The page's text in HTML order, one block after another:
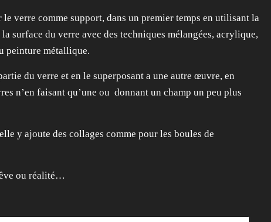
verre comme support, dans un premier temps en utilisant la
surface du verre avec des techniques mélangées, acrylique,
peinture métallique.
du verre et en le superposant a une autre œuvre, en
n’en faisant qu’une ou donnant un champ un peu plus
y ajoute des collages comme pour les boules de
ou réalité…